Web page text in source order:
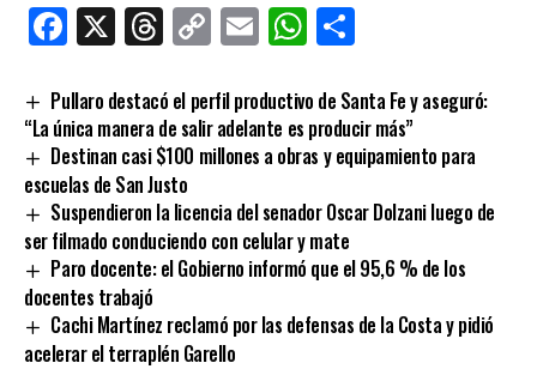
Facebook
X Threads
CopyEmailWhatsApp
Pullaro destacó el perfil productivo de Santa Fe y aseguró:
“La única manera de salir adelante es producir más”
Destinan casi $100 millones a obras y equipamiento para
escuelas de San Justo
Suspendieron la licencia del senador Oscar Dolzani luego de
ser filmado conduciendo con celular y mate
Paro docente: el Gobierno informó que el 95,6 % de los
docentes trabajó
Cachi Martínez reclamó por las defensas de la Costa y pidió
acelerar el terraplén Garello